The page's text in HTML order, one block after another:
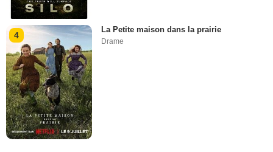
4
La Petite maison dans la prairie
Drame